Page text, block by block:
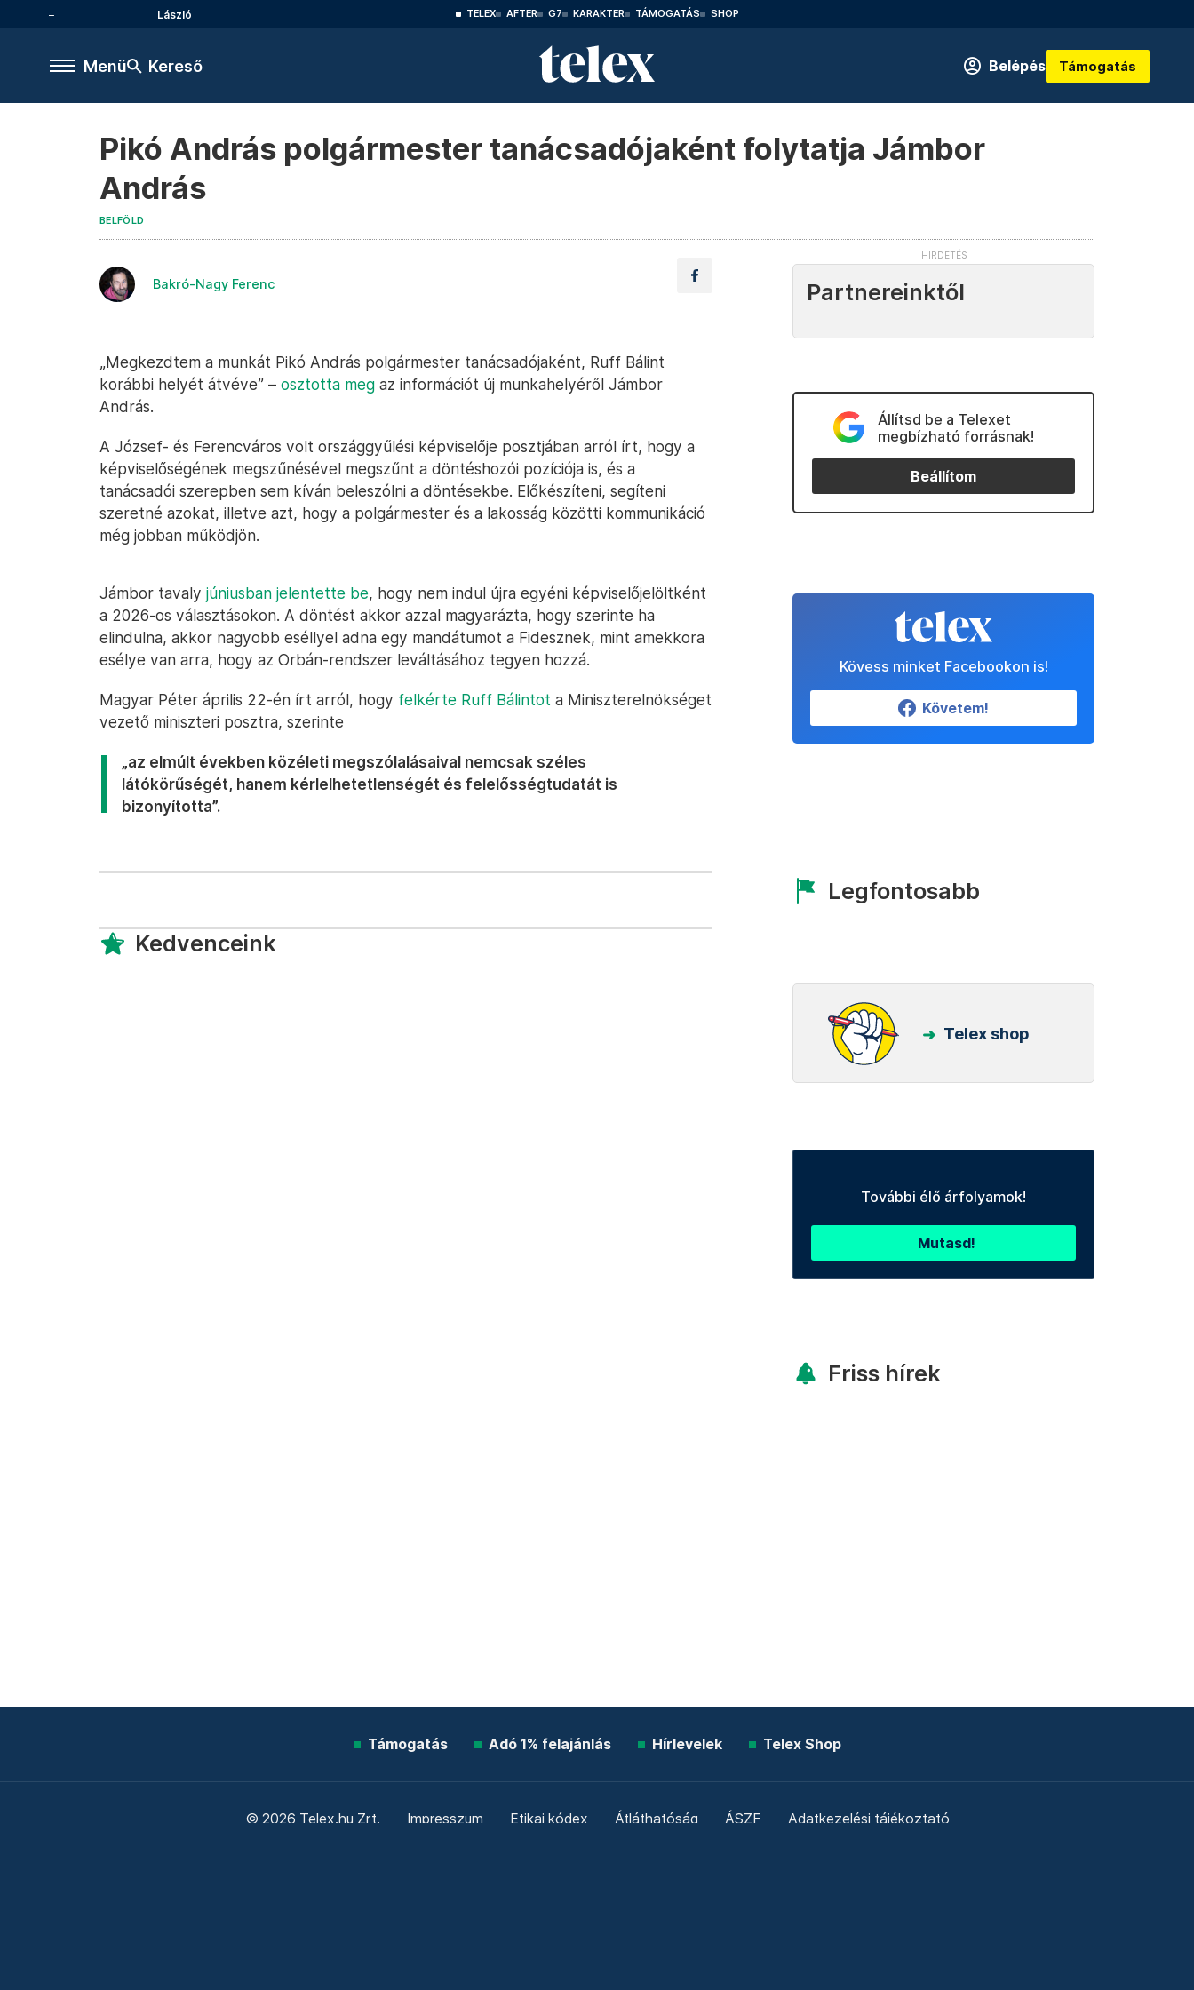
László TELEX AFTER G7 KARAKTER TÁMOGATÁS SHOP
Menü Kereső Belépés Támogatás
Pikó András polgármester tanácsadójaként folytatja Jámbor
András
BELFÖLD
Bakró-Nagy Ferenc
„Megkezdtem a munkát Pikó András polgármester tanácsadójaként, Ruff Bálint
korábbi helyét átvéve” – osztotta meg az információt új munkahelyéről Jámbor
András.
A József- és Ferencváros volt országgyűlési képviselője posztjában arról írt, hogy a
képviselőségének megszűnésével megszűnt a döntéshozói pozíciója is, és a
tanácsadói szerepben sem kíván beleszólni a döntésekbe. Előkészíteni, segíteni
szeretné azokat, illetve azt, hogy a polgármester és a lakosság közötti kommunikáció
még jobban működjön.
Jámbor tavaly júniusban jelentette be, hogy nem indul újra egyéni képviselőjelöltként
a 2026-os választásokon. A döntést akkor azzal magyarázta, hogy szerinte ha
elindulna, akkor nagyobb eséllyel adna egy mandátumot a Fidesznek, mint amekkora
esélye van arra, hogy az Orbán-rendszer leváltásához tegyen hozzá.
Magyar Péter április 22-én írt arról, hogy felkérte Ruff Bálintot a Miniszterelnökséget
vezető miniszteri posztra, szerinte
„az elmúlt években közéleti megszólalásaival nemcsak széles
látókörűségét, hanem kérlelhetetlenségét és felelősségtudatát is
bizonyította”.
Kedvenceink
Partnereinktől
Állítsd be a Telexet
megbízható forrásnak!
Beállítom
Kövess minket Facebookon is!
Követem!
Legfontosabb
Telex shop
További élő árfolyamok!
Mutasd!
Friss hírek
Támogatás Adó 1% felajánlás Hírlevelek Telex Shop
© 2026 Telex.hu Zrt. Impresszum Etikai kódex Átláthatóság ÁSZF Adatkezelési tájékoztató